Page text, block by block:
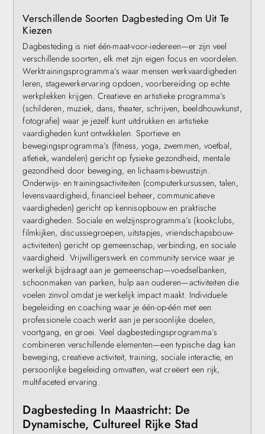
Verschillende Soorten Dagbesteding Om Uit Te
Kiezen
Dagbesteding is niet één-maat-voor-iedereen—er zijn veel
verschillende soorten, elk met zijn eigen focus en voordelen.
Werktrainingsprogramma’s waar mensen werkvaardigheden
leren, stagewerkervaring opdoen, voorbereiding op echte
werkplekken krijgen. Creatieve en artistieke programma’s
(schilderen, muziek, dans, theater, schrijven, beeldhouwkunst,
fotografie) waar je jezelf kunt uitdrukken en artistieke
vaardigheden kunt ontwikkelen. Sportieve en
bewegingsprogramma’s (fitness, yoga, zwemmen, voetbal,
atletiek, wandelen) gericht op fysieke gezondheid, mentale
gezondheid door beweging, en lichaams-bewustzijn.
Onderwijs- en trainingsactiviteiten (computerkursussen, talen,
levensvaardigheid, financieel beheer, communicatieve
vaardigheden) gericht op kennisopbouw en praktische
vaardigheden. Sociale en welzijnsprogramma’s (kookclubs,
filmkijken, discussiegroepen, uitstapjes, vriendschapsbouw-
activiteiten) gericht op gemeenschap, verbinding, en sociale
vaardigheid. Vrijwilligerswerk en community service waar je
werkelijk bijdraagt aan je gemeenschap—voedselbanken,
schoonmaken van parken, hulp aan ouderen—activiteiten die
voelen zinvol omdat je werkelijk impact maakt. Individuele
begeleiding en coaching waar je één-op-één met een
professionele coach werkt aan je persoonlijke doelen,
voortgang, en groei. Veel dagbestedingsprogramma’s
combineren verschillende elementen—een typische dag kan
beweging, creatieve activiteit, training, sociale interactie, en
persoonlijke begeleiding omvatten, wat creëert een rijk,
multifaceted ervaring.
Dagbesteding In Maastricht: De
Dynamische, Cultureel Rijke Stad